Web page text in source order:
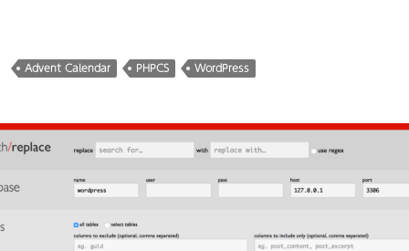
Advent Calendar PHPCS WordPress